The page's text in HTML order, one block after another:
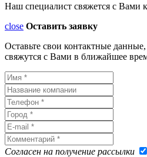
Наш специалист свяжется с Вами
close Оставить заявку
Оставьте свои контактные
свяжутся с Вами в ближайшее
Согласен на получение рассылки